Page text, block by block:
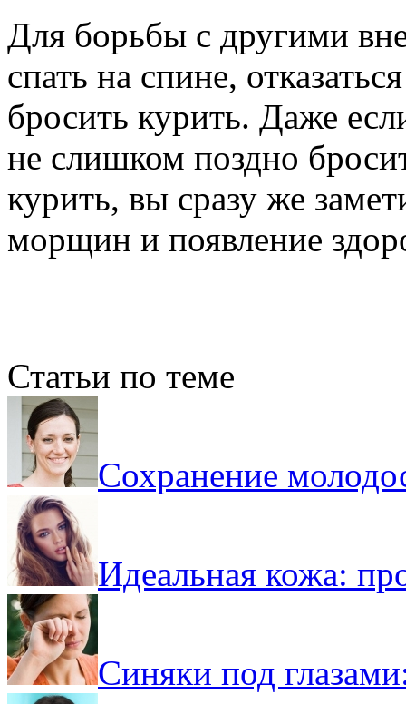
Для борьбы с другими
спать на спине,
бросить курить. Даже
не слишком поздно
курить, вы сразу же
морщин и появление
Статьи по теме
Сохранение
Идеальная кожа:
Синяки под